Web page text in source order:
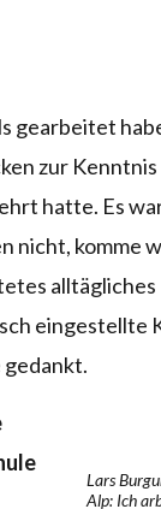
gearbeitet
zur
hatte. Es
komme
alltägliches
eingestellte
gedankt.
Lars
Alp: Ich